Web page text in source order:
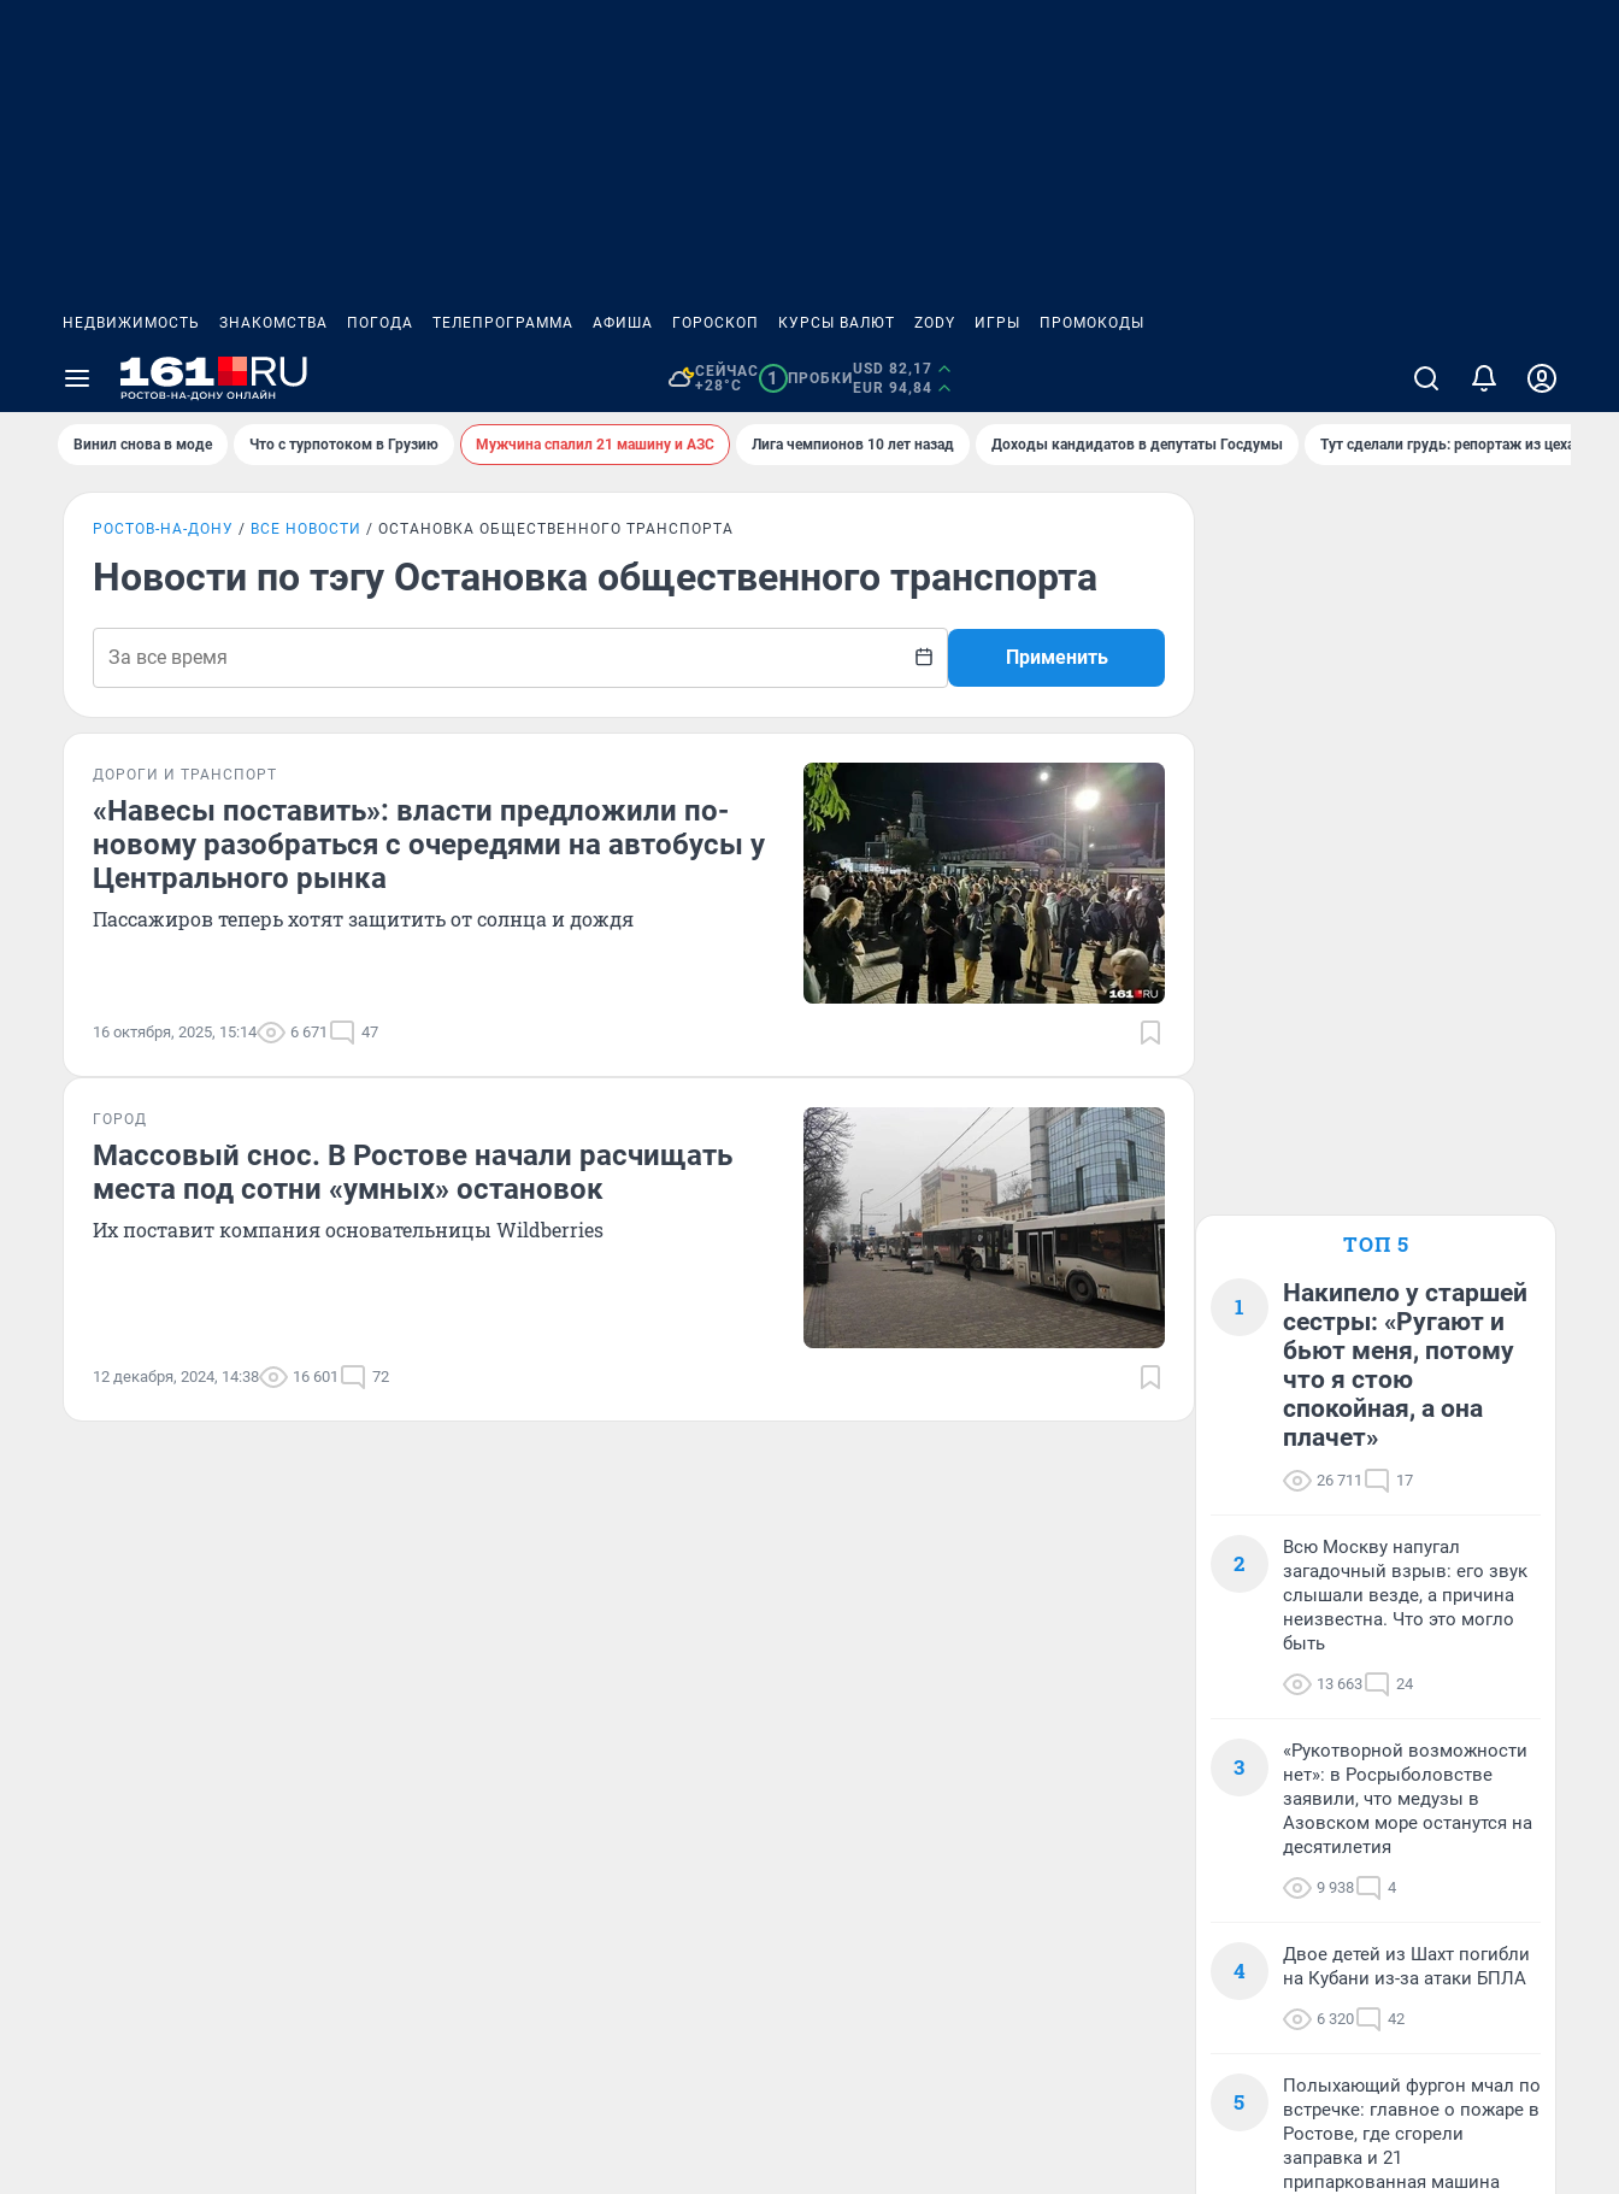
НЕДВИЖИМОСТЬ ЗНАКОМСТВА ПОГОДА ТЕЛЕПРОГРАММА АФИША ГОРОСКОП КУРСЫ ВАЛЮТ ZODY ИГРЫ ПРОМОКОДЫ
СЕЙЧАС
+28°C
1 ПРОБКИ
USD 82,17
EUR 94,84
Винил снова в моде Что с турпотоком в Грузию Мужчина спалил 21 машину и АЗС Лига чемпионов 10 лет назад Доходы кандидатов в депутаты Госдумы Тут сделали грудь: репортаж из цеха
РОСТОВ-НА-ДОНУ ВСЕ НОВОСТИ ОСТАНОВКА ОБЩЕСТВЕННОГО ТРАНСПОРТА
Новости по тэгу Остановка общественного транспорта
Применить
ДОРОГИ И ТРАНСПОРТ
«Навесы поставить»: власти предложили по-
новому разобраться с очередями на автобусы у
Центрального рынка
Пассажиров теперь хотят защитить от солнца и дождя
16 октября, 2025, 15:14 6 671 47
ГОРОД
Массовый снос. В Ростове начали расчищать
места под сотни «умных» остановок
Их поставит компания основательницы Wildberries
12 декабря, 2024, 14:38 16 601 72
ТОП 5
1
Накипело у старшей
сестры: «Ругают и
бьют меня, потому
что я стою
спокойная, а она
плачет»
26 711 17
2
Всю Москву напугал
загадочный взрыв: его звук
слышали везде, а причина
неизвестна. Что это могло
быть
13 663 24
3
«Рукотворной возможности
нет»: в Росрыболовстве
заявили, что медузы в
Азовском море останутся на
десятилетия
9 938 4
4
Двое детей из Шахт погибли
на Кубани из-за атаки БПЛА
6 320 42
5
Полыхающий фургон мчал по
встречке: главное о пожаре в
Ростове, где сгорели
заправка и 21
припаркованная машина